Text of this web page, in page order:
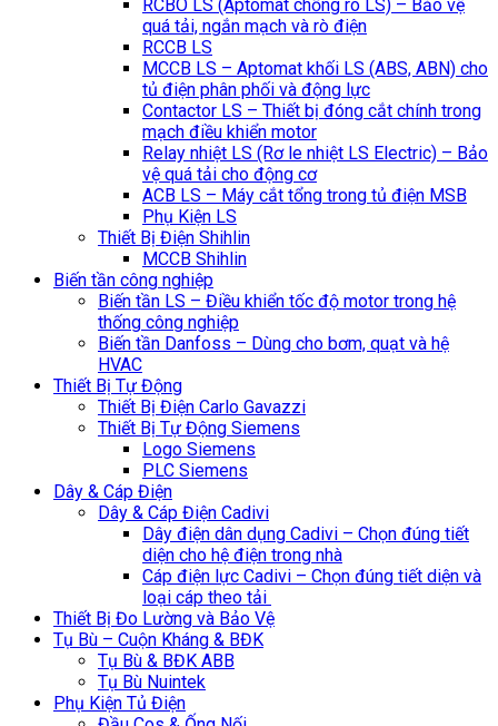
RCBO LS (Aptomat chống rò LS) – Bảo vệ
quá tải, ngắn mạch và rò điện
RCCB LS
MCCB LS – Aptomat khối LS (ABS, ABN) cho
tủ điện phân phối và động lực
Contactor LS – Thiết bị đóng cắt chính trong
mạch điều khiển motor
Relay nhiệt LS (Rơ le nhiệt LS Electric) – Bảo
vệ quá tải cho động cơ
ACB LS – Máy cắt tổng trong tủ điện MSB
Phụ Kiện LS
Thiết Bị Điện Shihlin
MCCB Shihlin
Biến tần công nghiệp
Biến tần LS – Điều khiển tốc độ motor trong hệ
thống công nghiệp
Biến tần Danfoss – Dùng cho bơm, quạt và hệ
HVAC
Thiết Bị Tự Động
Thiết Bị Điện Carlo Gavazzi
Thiết Bị Tự Động Siemens
Logo Siemens
PLC Siemens
Dây & Cáp Điện
Dây & Cáp Điện Cadivi
Dây điện dân dụng Cadivi – Chọn đúng tiết
diện cho hệ điện trong nhà
Cáp điện lực Cadivi – Chọn đúng tiết diện và
loại cáp theo tải
Thiết Bị Đo Lường và Bảo Vệ
Tụ Bù – Cuộn Kháng & BĐK
Tụ Bù & BĐK ABB
Tụ Bù Nuintek
Phụ Kiện Tủ Điện